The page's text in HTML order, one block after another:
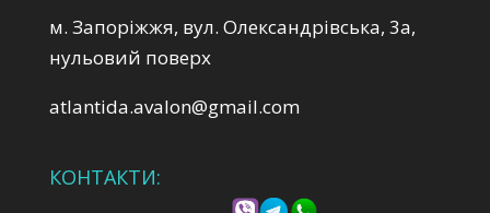
м. Запоріжжя, вул. Олександрівська, 3а,
нульовий поверх
atlantida.avalon@gmail.com
КОНТАКТИ: